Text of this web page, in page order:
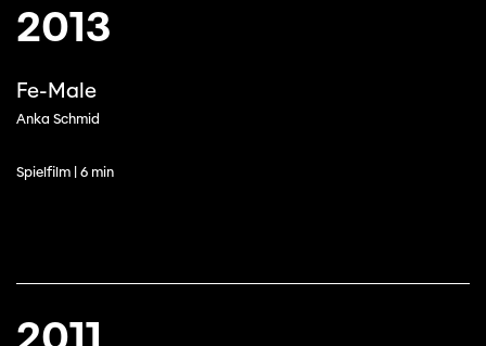
2013
Fe-Male
Anka Schmid
Spielfilm | 6 min